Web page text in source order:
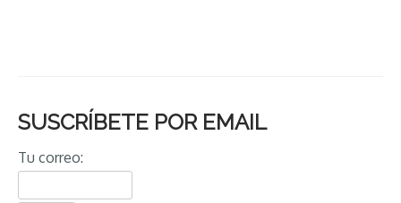
SUSCRÍBETE POR EMAIL
Tu correo: